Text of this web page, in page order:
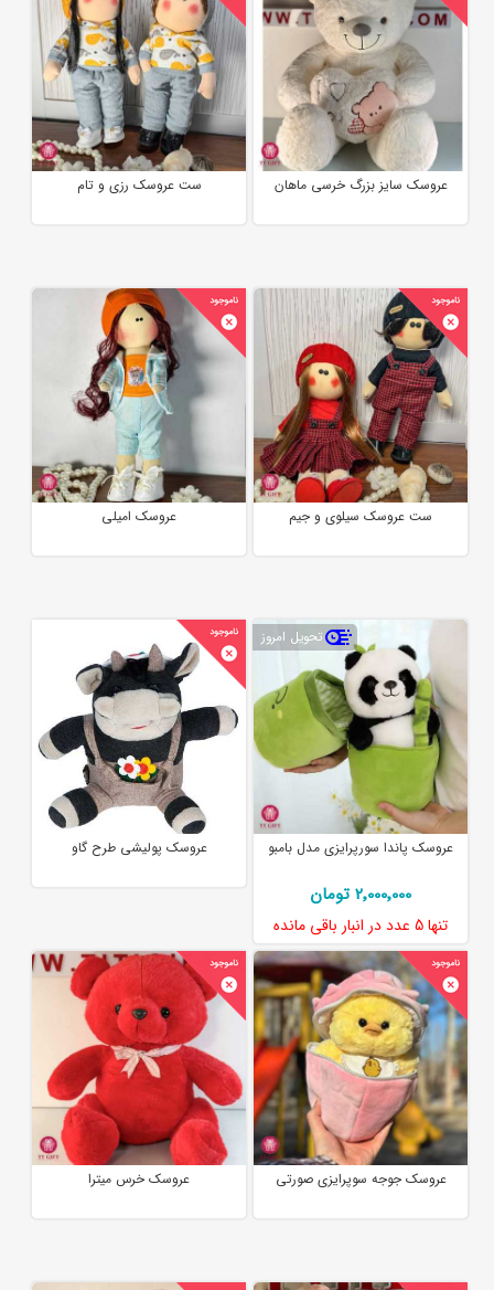
عروسک سایز بزرگ خرسی ماهان ست عروسک رزی و تام
ست عروسک سیلوی و جیم عروسک امیلی
تحویل امروز
عروسک پاندا سورپرایزی مدل بامبو
2٬000٬000 تومان
تنها5 عدد در انبار باقی مانده
عروسک پولیشی طرح گاو
عروسک جوجه سوپرایزی صورتی عروسک خرس میترا